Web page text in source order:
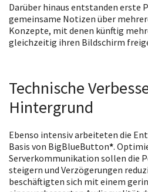
Darüber hinaus entstanden erste
gemeinsame Notizen über
Konzepte, mit denen künftig
gleichzeitig ihren Bildschirm
Technische
Hintergrund
Ebenso intensiv arbeiteten die
Basis von BigBlueButton*.
Serverkommunikation sollen die
steigern und Verzögerungen
beschäftigten sich mit einem